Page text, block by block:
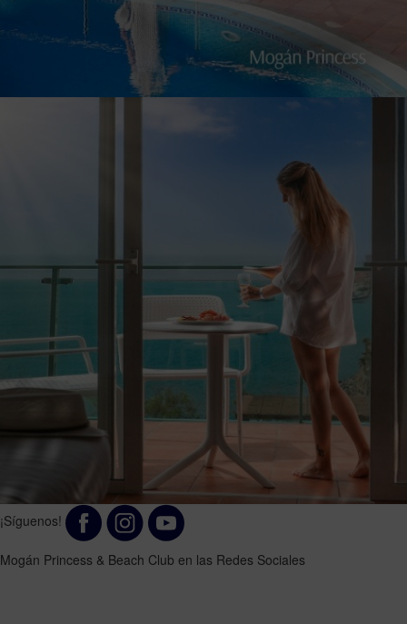
¡Síguenos!
Mogán Princess & Beach Club en las Redes Sociales